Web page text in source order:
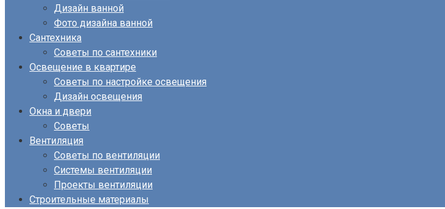
Дизайн ванной
Фото дизайна ванной
Сантехника
Советы по сантехники
Освещение в квартире
Советы по настройке освещения
Дизайн освещения
Окна и двери
Советы
Вентиляция
Советы по вентиляции
Системы вентиляции
Проекты вентиляции
Строительные материалы